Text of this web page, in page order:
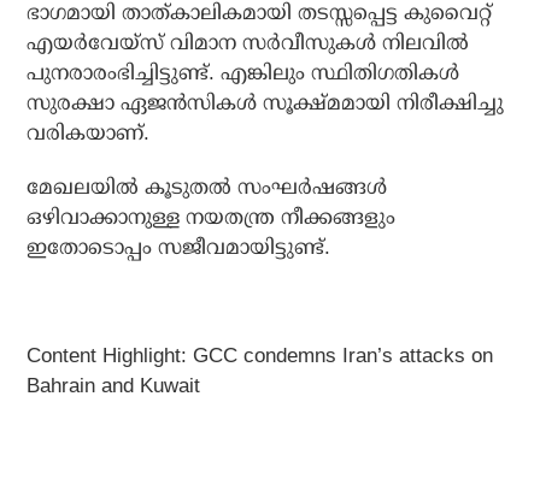
ഭാഗമായി താത്കാലികമായി തടസ്സപ്പെട്ട കുവൈറ്റ്
എയർവേയ്‌സ് വിമാന സർവീസുകൾ നിലവിൽ
പുനരാരംഭിച്ചിട്ടുണ്ട്. എങ്കിലും സ്ഥിതിഗതികൾ
സുരക്ഷാ ഏജൻസികൾ സൂക്ഷ്മമായി നിരീക്ഷിച്ചു
വരികയാണ്.
മേഖലയിൽ കൂടുതൽ സംഘർഷങ്ങൾ
ഒഴിവാക്കാനുള്ള നയതന്ത്ര നീക്കങ്ങളും
ഇതോടൊപ്പം സജീവമായിട്ടുണ്ട്.
Content Highlight: GCC condemns Iran’s attacks on
Bahrain and Kuwait